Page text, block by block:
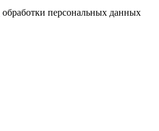
обработки персональных данных